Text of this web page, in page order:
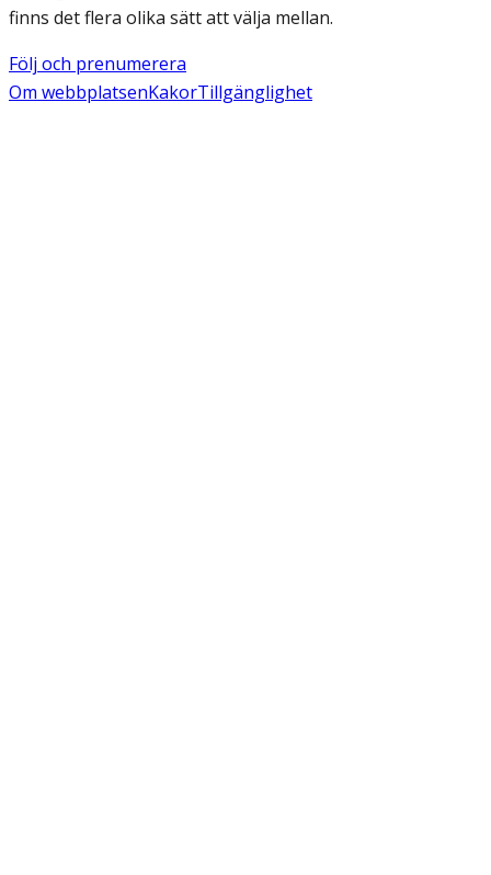
finns det flera olika sätt att välja mellan.
Följ och prenumerera
Om webbplatsenKakorTillgänglighet